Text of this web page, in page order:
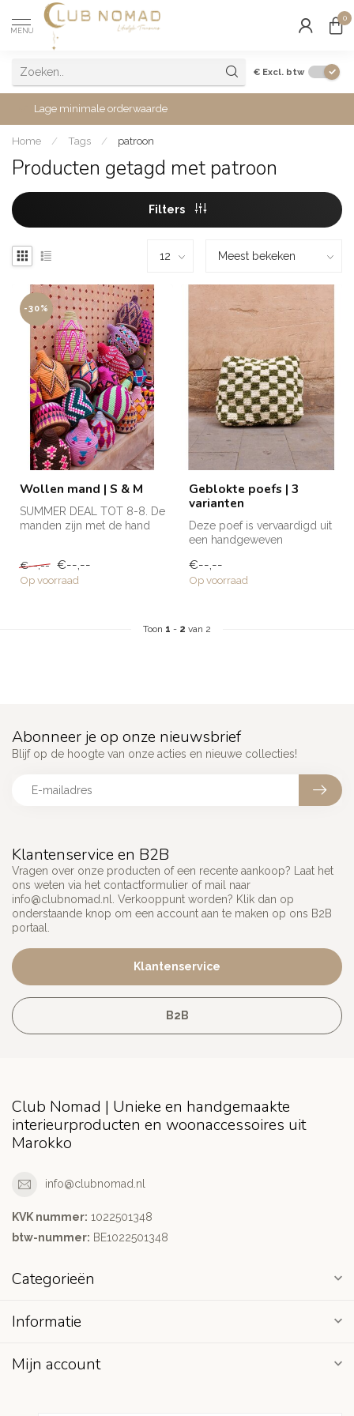
MENU
0
€ Excl. btw
Lage minimale orderwaarde
Home / Tags / patroon
Producten getagd met patroon
Filters
-30%
Wollen mand | S & M
SUMMER DEAL TOT 8-8. De
manden zijn met de hand
€--,-- €--,--
Op voorraad
Geblokte poefs | 3
varianten
Deze poef is vervaardigd uit
een handgeweven
heeft een...
€--,--
Op voorraad
Toon 1 - 2 van 2
Klantenservice en B2B
Vragen over onze producten of een recente aankoop? Laat het
ons weten via het contactformulier of mail naar
info@clubnomad.nl
. Verkooppunt worden? Klik dan op
onderstaande knop om een account aan te maken op ons B2B
portaal.
Klantenservice
B2B
Abonneer je op onze nieuwsbrief
Blijf op de hoogte van onze acties en nieuwe collecties!
Club Nomad | Unieke en handgemaakte
interieurproducten en woonaccessoires uit
Marokko
info@clubnomad.nl
KVK nummer: 1022501348
btw-nummer: BE1022501348
Categorieën
Informatie
Mijn account